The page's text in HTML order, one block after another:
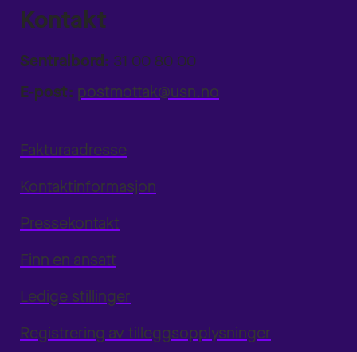
Kontakt
Sentralbord: 31 00 80 00
E-post: postmottak@usn.no
Fakturaadresse
Kontaktinformasjon
Pressekontakt
Finn en ansatt
Ledige stillinger
Registrering av tilleggsopplysninger